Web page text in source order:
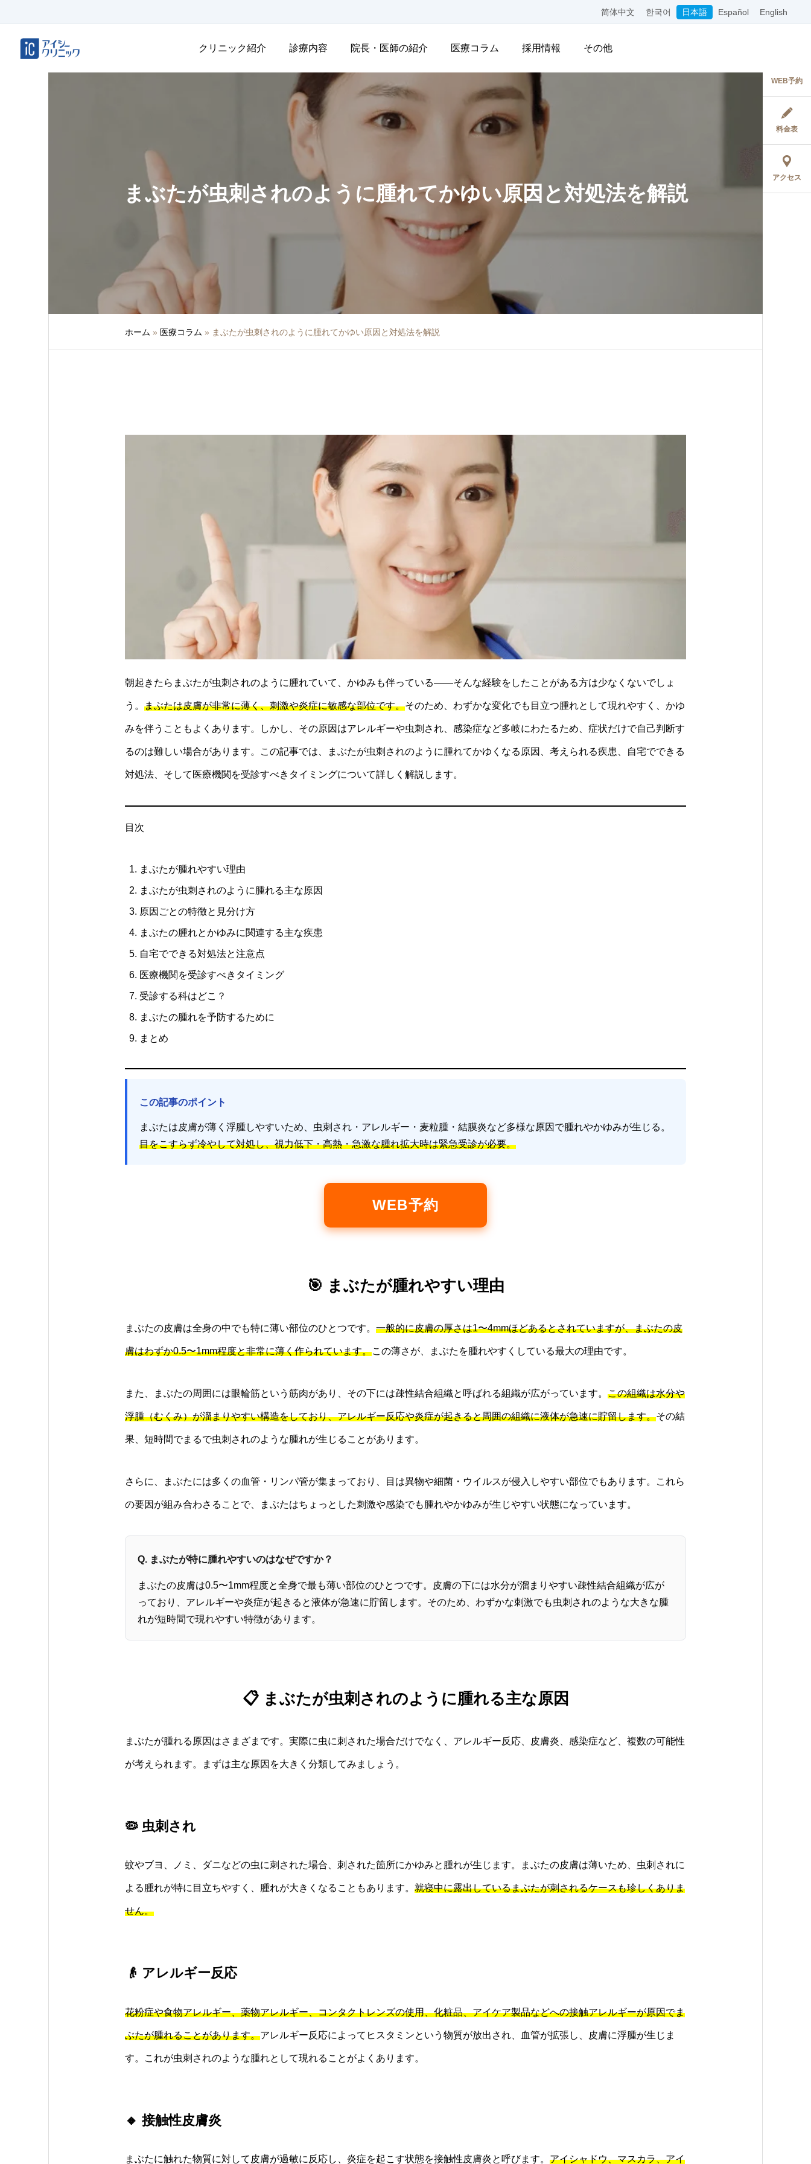
简体中文 한국어 日本語 Español English
クリニック紹介 診療内容 院長・医師の紹介 医療コラム 採用情報 その他
WEB予約
料金表
アクセス
まぶたが虫刺されのように腫れてかゆい原因と対処法を解説
ホーム » 医療コラム » まぶたが虫刺されのように腫れてかゆい原因と対処法を解説
朝起きたらまぶたが虫刺されのように腫れていて、かゆみも伴っている——そんな経験をしたことがある方は少なくないでしょ
う。 まぶたは皮膚が非常に薄く、刺激や炎症に敏感な部位です。そのため、わずかな変化でも目立つ腫れとして現れやすく、かゆ
みを伴うこともよくあります。しかし、その原因はアレルギーや虫刺され、感染症など多岐にわたるため、症状だけで自己判断す
るのは難しい場合があります。この記事では、まぶたが虫刺されのように腫れてかゆくなる原因、考えられる疾患、自宅でできる
対処法、そして医療機関を受診すべきタイミングについて詳しく解説します。
目次
まぶたが腫れやすい理由
まぶたが虫刺されのように腫れる主な原因
原因ごとの特徴と見分け方
まぶたの腫れとかゆみに関連する主な疾患
自宅でできる対処法と注意点
医療機関を受診すべきタイミング
受診する科はどこ？
まぶたの腫れを予防するために
まとめ
この記事のポイント
まぶたは皮膚が薄く浮腫しやすいため、虫刺され・アレルギー・麦粒腫・結膜炎など多様な原因で腫れやかゆみが生じる。
目をこすらず冷やして対処し、視力低下・高熱・急激な腫れ拡大時は緊急受診が必要。
WEB予約
🎯 まぶたが腫れやすい理由
まぶたの皮膚は全身の中でも特に薄い部位のひとつです。 一般的に皮膚の厚さは1〜4mmほどあるとされていますが、まぶたの皮
膚はわずか0.5〜1mm程度と非常に薄く作られています。この薄さが、まぶたを腫れやすくしている最大の理由です。
また、まぶたの周囲には眼輪筋という筋肉があり、その下には疎性結合組織と呼ばれる組織が広がっています。 この組織は水分や
浮腫（むくみ）が溜まりやすい構造をしており、アレルギー反応や炎症が起きると周囲の組織に液体が急速に貯留します。その結
果、短時間でまるで虫刺されのような腫れが生じることがあります。
さらに、まぶたには多くの血管・リンパ管が集まっており、目は異物や細菌・ウイルスが侵入しやすい部位でもあります。これら
の要因が組み合わさることで、まぶたはちょっとした刺激や感染でも腫れやかゆみが生じやすい状態になっています。
Q. まぶたが特に腫れやすいのはなぜですか？
まぶたの皮膚は0.5〜1mm程度と全身で最も薄い部位のひとつです。皮膚の下には水分が溜まりやすい疎性結合組織が広が
っており、アレルギーや炎症が起きると液体が急速に貯留します。そのため、わずかな刺激でも虫刺されのような大きな腫
れが短時間で現れやすい特徴があります。
📋 まぶたが虫刺されのように腫れる主な原因
まぶたが腫れる原因はさまざまです。実際に虫に刺された場合だけでなく、アレルギー反応、皮膚炎、感染症など、複数の可能性
が考えられます。まずは主な原因を大きく分類してみましょう。
🦠 虫刺され
蚊やブヨ、ノミ、ダニなどの虫に刺された場合、刺された箇所にかゆみと腫れが生じます。まぶたの皮膚は薄いため、虫刺されに
よる腫れが特に目立ちやすく、腫れが大きくなることもあります。 就寝中に露出しているまぶたが刺されるケースも珍しくありま
せん。
👴 アレルギー反応
花粉症や食物アレルギー、薬物アレルギー、コンタクトレンズの使用、化粧品、アイケア製品などへの接触アレルギーが原因でま
ぶたが腫れることがあります。アレルギー反応によってヒスタミンという物質が放出され、血管が拡張し、皮膚に浮腫が生じま
す。これが虫刺されのような腫れとして現れることがよくあります。
🔸 接触性皮膚炎
まぶたに触れた物質に対して皮膚が過敏に反応し、炎症を起こす状態を接触性皮膚炎と呼びます。 アイシャドウ、マスカラ、アイ